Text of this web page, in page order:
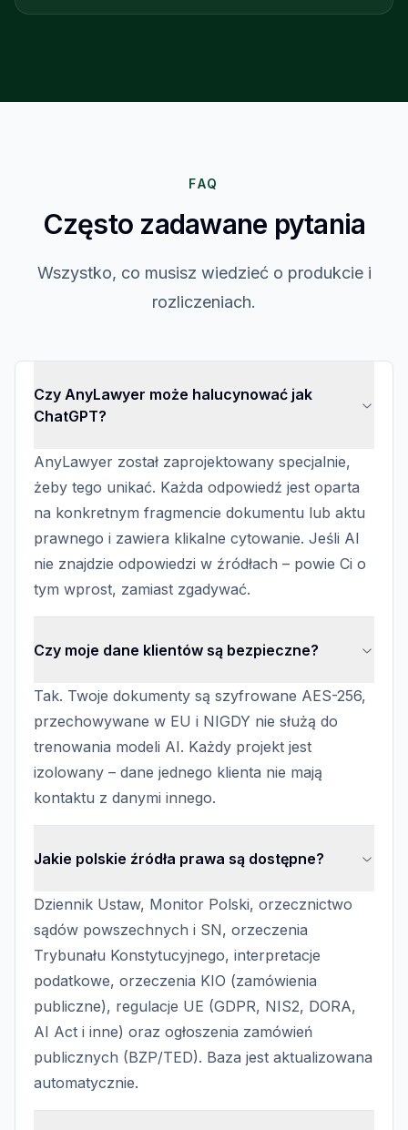
FAQ
Często zadawane pytania
Wszystko, co musisz wiedzieć o produkcie i
rozliczeniach.
Czy AnyLawyer może halucynować jak
ChatGPT?
AnyLawyer został zaprojektowany specjalnie,
żeby tego unikać. Każda odpowiedź jest oparta
na konkretnym fragmencie dokumentu lub aktu
prawnego i zawiera klikalne cytowanie. Jeśli AI
nie znajdzie odpowiedzi w źródłach – powie Ci o
tym wprost, zamiast zgadywać.
Czy moje dane klientów są bezpieczne?
Tak. Twoje dokumenty są szyfrowane AES-256,
przechowywane w EU i NIGDY nie służą do
trenowania modeli AI. Każdy projekt jest
izolowany – dane jednego klienta nie mają
kontaktu z danymi innego.
Jakie polskie źródła prawa są dostępne?
Dziennik Ustaw, Monitor Polski, orzecznictwo
sądów powszechnych i SN, orzeczenia
Trybunału Konstytucyjnego, interpretacje
podatkowe, orzeczenia KIO (zamówienia
publiczne), regulacje UE (GDPR, NIS2, DORA,
AI Act i inne) oraz ogłoszenia zamówień
publicznych (BZP/TED). Baza jest aktualizowana
automatycznie.